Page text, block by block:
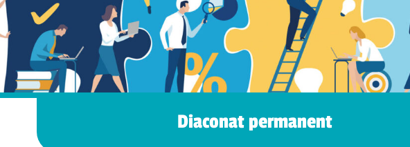
Diaconat permanent